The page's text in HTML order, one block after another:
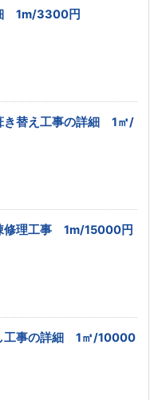
1m/3300円
き替え工事の詳細 1㎡/
修理工事 1m/15000円
工事の詳細 1㎡/10000